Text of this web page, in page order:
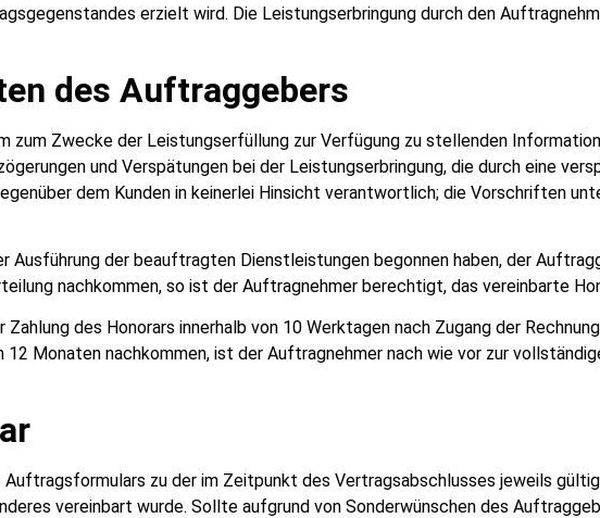
erzielt wird. Die Leistungserbringung durch den
des Auftraggebers
zum Zwecke der Leistungserfüllung zur Verfügung zu stellenden
und Verspätungen bei der Leistungserbringung, die durch eine
dem Kunden in keinerlei Hinsicht verantwortlich; die Vorschriften
der beauftragten Dienstleistungen begonnen haben, der
nachkommen, so ist der Auftragnehmer berechtigt, das vereinbarte
des Honorars innerhalb von 10 Werktagen nach Zugang der
Monaten nachkommen, ist der Auftragnehmer nach wie vor zur
Auftragsformulars zu der im Zeitpunkt des Vertragsabschlusses jeweils
vereinbart wurde. Sollte aufgrund von Sonderwünschen des